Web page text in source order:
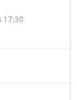
17:30